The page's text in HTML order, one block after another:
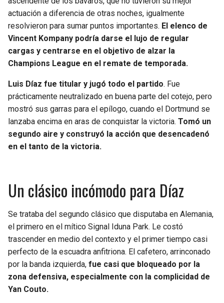
actuación a diferencia de otras noches, igualmente
resolvieron para sumar puntos importantes. El elenco de
Vincent Kompany podría darse el lujo de regular
cargas y centrarse en el objetivo de alzar la
Champions League en el remate de temporada.
Luis Díaz fue titular y jugó todo el partido. Fue
prácticamente neutralizado en buena parte del cotejo, pero
mostró sus garras para el epílogo, cuando el Dortmund se
lanzaba encima en aras de conquistar la victoria. Tomó un
segundo aire y construyó la acción que desencadenó
en el tanto de la victoria.
Un clásico incómodo para Díaz
Se trataba del segundo clásico que disputaba en Alemania,
el primero en el mítico Signal Iduna Park. Le costó
trascender en medio del contexto y el primer tiempo casi
perfecto de la escuadra anfitriona. El cafetero, arrinconado
por la banda izquierda, fue casi que bloqueado por la
zona defensiva, especialmente con la complicidad de
Yan Couto.